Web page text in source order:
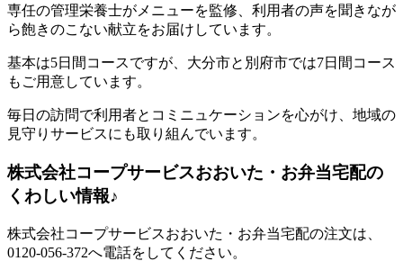
専任の管理栄養士がメニューを監修、利用者の声を聞きなが
ら飽きのこない献立をお届けしています。
基本は5日間コースですが、大分市と別府市では7日間コース
もご用意しています。
毎日の訪問で利用者とコミニュケーションを心がけ、地域の
見守りサービスにも取り組んでいます。
株式会社コープサービスおおいた・お弁当宅配の
くわしい情報♪
株式会社コープサービスおおいた・お弁当宅配の注文は、
0120-056-372へ電話をしてください。